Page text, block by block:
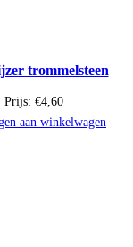
trommelsteen
Prijs: €4,60
aan winkelwagen